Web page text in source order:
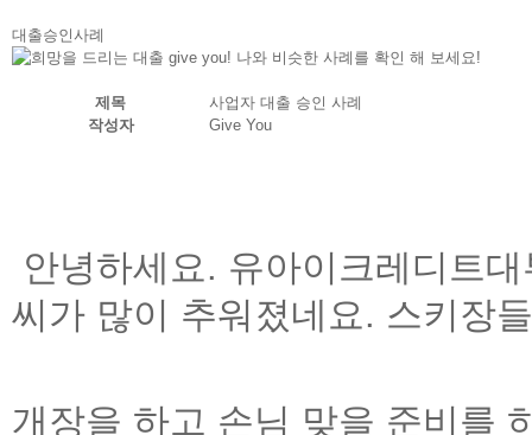
대출승인사례
제목
사업자 대출 승인 사례
작성자
Give You
안녕하세요 . 유아이크레디트
씨가 많이 추워졌네요 . 스키장
개장을 하고 손님 맞을 준비를